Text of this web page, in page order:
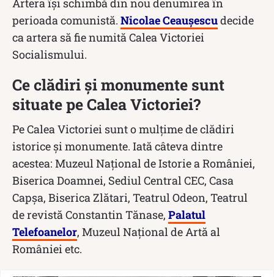
perioada comunistă. Nicolae Ceaușescudecide
ca artera să fie numită Calea Victoriei
Socialismului.
Ce clădiri și monumente sunt
situate pe Calea Victoriei?
Pe Calea Victoriei sunt o mulțime de clădiri
istorice și monumente. Iată câteva dintre
acestea: Muzeul Național de Istorie a României,
Biserica Doamnei, Sediul Central CEC, Casa
Capșa, Biserica Zlătari, Teatrul Odeon, Teatrul
de revistă Constantin Tănase, Palatul
Telefoanelor, Muzeul Național de Artă al
României etc.